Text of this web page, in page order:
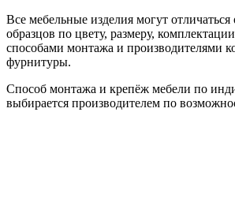
Все мебельные изделия могут
образцов по цвету, размеру,
способами монтажа и производителями
фурнитуры.
Способ монтажа и крепёж мебели по
выбирается производителем по